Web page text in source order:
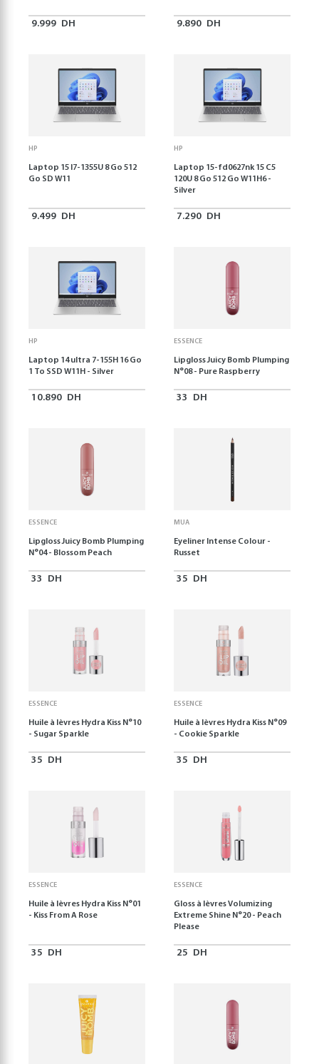
9.999 DH 9.890 DH
HP
Laptop 15 I7-1355U 8 Go 512
Go SD W11
9.499 DH
HP
Laptop 15-fd0627nk 15 C5
120U 8 Go 512 Go W11H6 -
Silver
7.290 DH
HP
Laptop 14 ultra 7-155H 16 Go
1 To SSD W11H - Silver
10.890 DH
ESSENCE
Lipgloss Juicy Bomb Plumping
N°08 - Pure Raspberry
33 DH
ESSENCE
Lipgloss Juicy Bomb Plumping
N°04 - Blossom Peach
33 DH
MUA
Eyeliner Intense Colour -
Russet
35 DH
ESSENCE
Huile à lèvres Hydra Kiss N°10
- Sugar Sparkle
35 DH
ESSENCE
Huile à lèvres Hydra Kiss N°09
- Cookie Sparkle
35 DH
ESSENCE
Huile à lèvres Hydra Kiss N°01
- Kiss From A Rose
35 DH
ESSENCE
Gloss à lèvres Volumizing
Extreme Shine N°20 - Peach
Please
25 DH